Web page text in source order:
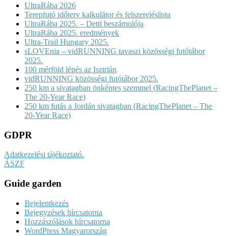
UltraRába 2026
Terepfutó időterv kalkulátor és felszereléslista
UltraRába 2025. – Detti beszámolója
UltraRába 2025. eredmények
Ultra-Trail Hungary 2025.
sLOVEnia – vidRUNNING tavaszi közösségi futótábor
2025.
100 mérföld lépés az Isztrián
vidRUNNING közösségi futótábor 2025.
250 km a sivatagban önkéntes szemmel (RacingThePlanet –
The 20-Year Race)
250 km futás a Jordán sivatagban (RacingThePlanet – The
20-Year Race)
GDPR
Adatkezelési tájékoztató.
ÁSZF
Guide garden
Bejelentkezés
Bejegyzések hírcsatorna
Hozzászólások hírcsatorna
WordPress Magyarország